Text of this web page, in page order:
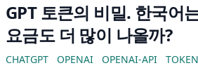
GPT 토큰의 비밀. 한국어
요금도 더 많이 나올까?
CHATGPT OPENAI OPENAI-API TOKEN